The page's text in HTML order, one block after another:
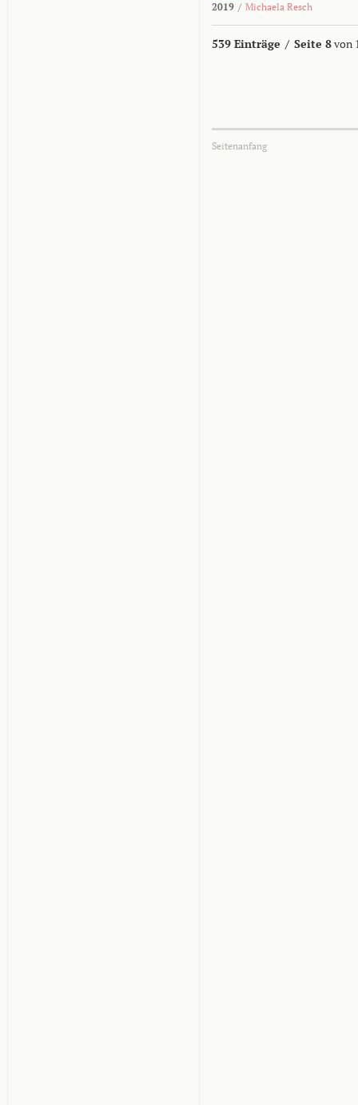
2019 / Michaela Resch
539 Einträge / Seite 8von
Seitenanfang